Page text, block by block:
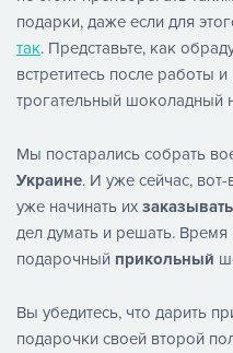
подарки, даже если для
так. Представьте, как
встретитесь после работы
трогательный шоколадный
Мы постарались собрать
Украине. И уже сейчас,
уже начинать их заказывать
дел думать и решать. Время
подарочный прикольный
Вы убедитесь, что дарить
подарочки своей второй